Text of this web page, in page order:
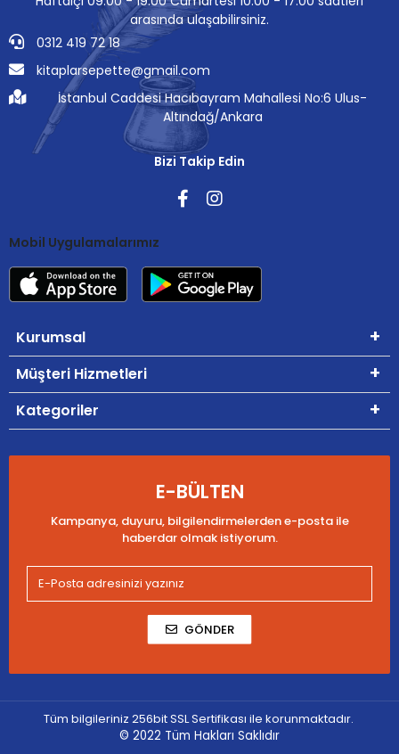
arasında ulaşabilirsiniz.
0312 419 72 18
kitaplarsepette@gmail.com
İstanbul Caddesi Hacıbayram Mahallesi No:6 Ulus-
Altındağ/Ankara
Bizi Takip Edin
Mobil Uygulamalarımız
Kurumsal
Müşteri Hizmetleri
Kategoriler
E-BÜLTEN
Kampanya, duyuru, bilgilendirmelerden e-posta ile
haberdar olmak istiyorum.
GÖNDER
Tüm bilgileriniz 256bit SSL Sertifikası ile korunmaktadır.
© 2022 Tüm Hakları Saklıdır